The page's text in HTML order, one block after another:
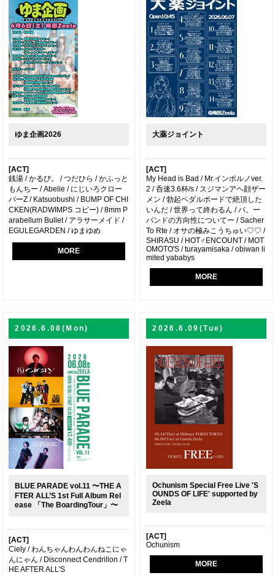
ゆま企画2026
[ACT]
銭湯 / かるび。 / つだひら / かふっと
もんちー / Abelie / にじいろクロー
バーZ / Katsuobushi / BUMP OF CHI
CKEN(RADWIMPS コピー) / 8mm P
arabellum Bullet / アラサーメイド /
EGULEGARDEN / ゆまゆめ
MORE
大薬ジョイント
[ACT]
My Head is Bad / Mr.インポルノver.
2 / 呑速3.6杯/s / スジマンアヘ顔ザー
メン / 勃起ペダルボードで絶頂した
いんだ / 世界って終わるん / バ。ー
バンドの方向性についてー / Sacher
To Rte / オサの極みこうちゅい♡♡ /
SHIRASU / HOT♂ENCOUNT / MOT
OMOTO'S / turayamisaka / obiwan li
mited yababys
MORE
2026.6.08(Mon)
BLUE PARADE vol.11 〜THE A
FTER ALL’S 1st Full Album Rel
ease 「The BoardingTour」〜
[ACT]
Ciely / わんちゃんわんわんねこにゃ
んにゃん / Disconnect Cendrillon / T
HE AFTER ALL'S
2026.6.09(Tue)
Ochunism Special Free Live 'S
OUNDS OF LIFE' supported by
Zeela
[ACT]
Ochunism
MORE